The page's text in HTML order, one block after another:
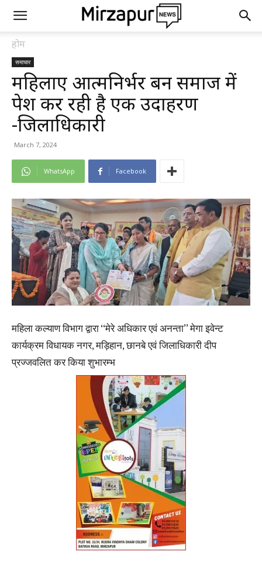
होम
समाचार
महिलाएं आत्मनिर्भर बन समाज में
पेश कर रही है एक उदाहरण
-जिलाधिकारी
March 7, 2024
WhatsApp Facebook
महिला कल्याण विभाग द्वारा ‘‘मेरे अधिकार एवं अनन्ता’’ मेगा इवेन्ट
कार्यक्रम विधायक नगर, मड़िहान, छानबे एवं जिलाधिकारी दीप
प्रज्जवलित कर किया शुभारम्भ